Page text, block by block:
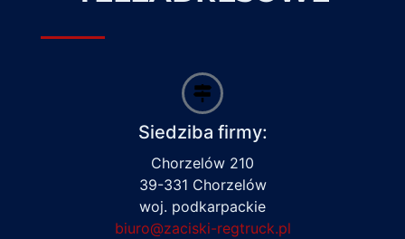
Siedziba firmy:
Chorzelów 210
39-331 Chorzelów
woj. podkarpackie
biuro@zaciski-regtruck.pl